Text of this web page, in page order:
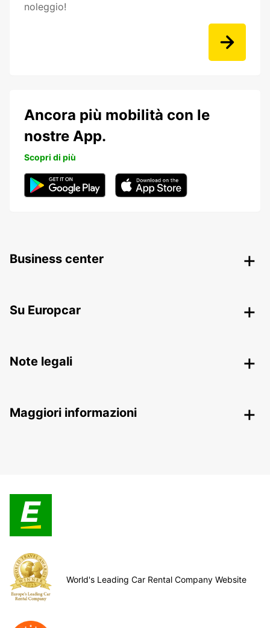
noleggio!
Ancora più mobilità con le
nostre App.
Scopri di più
Business center
Su Europcar
Note legali
Maggiori informazioni
World's Leading Car Rental Company Website